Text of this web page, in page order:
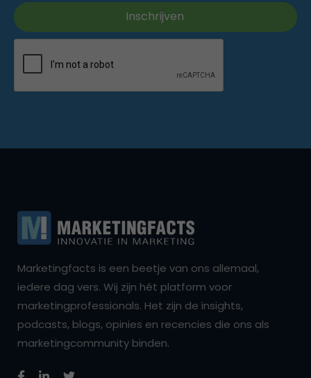
Marketingfacts is een beetje van ons allemaal,
iedere dag vers. Wij zijn hét platform voor
marketingprofessionals. Het zijn de insights,
podcasts, blogs, opinies en recencies die ons als
marketingcommunity binden.